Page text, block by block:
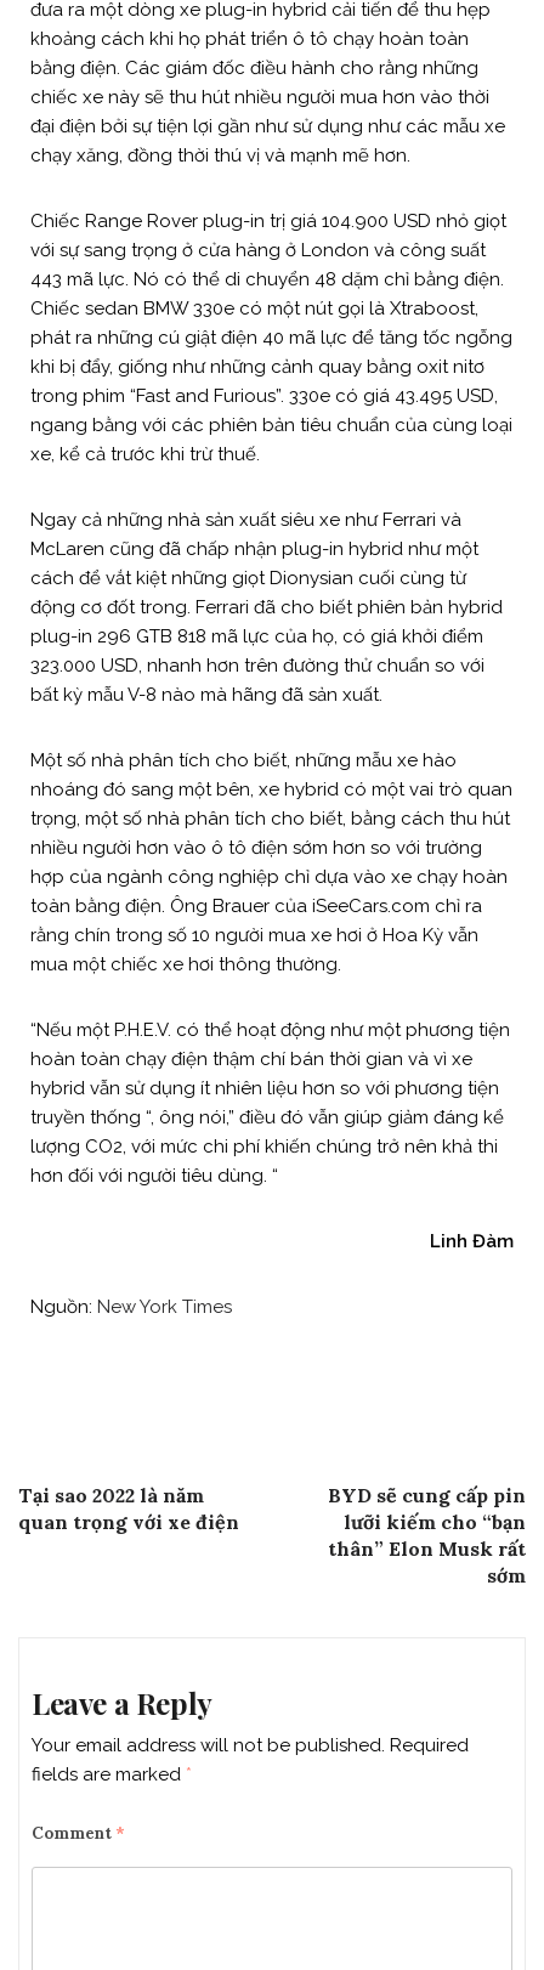
đưa ra một dòng xe plug-in hybrid cải tiến để thu hẹp
khoảng cách khi họ phát triển ô tô chạy hoàn toàn
bằng điện. Các giám đốc điều hành cho rằng những
chiếc xe này sẽ thu hút nhiều người mua hơn vào thời
đại điện bởi sự tiện lợi gần như sử dụng như các mẫu xe
chạy xăng, đồng thời thú vị và mạnh mẽ hơn.
Chiếc Range Rover plug-in trị giá 104.900 USD nhỏ giọt
với sự sang trọng ở cửa hàng ở London và công suất
443 mã lực. Nó có thể di chuyển 48 dặm chỉ bằng điện.
Chiếc sedan BMW 330e có một nút gọi là Xtraboost,
phát ra những cú giật điện 40 mã lực để tăng tốc ngỗng
khi bị đẩy, giống như những cảnh quay bằng oxit nitơ
trong phim “Fast and Furious”. 330e có giá 43.495 USD,
ngang bằng với các phiên bản tiêu chuẩn của cùng loại
xe, kể cả trước khi trừ thuế.
Ngay cả những nhà sản xuất siêu xe như Ferrari và
McLaren cũng đã chấp nhận plug-in hybrid như một
cách để vắt kiệt những giọt Dionysian cuối cùng từ
động cơ đốt trong. Ferrari đã cho biết phiên bản hybrid
plug-in 296 GTB 818 mã lực của họ, có giá khởi điểm
323.000 USD, nhanh hơn trên đường thử chuẩn so với
bất kỳ mẫu V-8 nào mà hãng đã sản xuất.
Một số nhà phân tích cho biết, những mẫu xe hào
nhoáng đó sang một bên, xe hybrid có một vai trò quan
trọng, một số nhà phân tích cho biết, bằng cách thu hút
nhiều người hơn vào ô tô điện sớm hơn so với trường
hợp của ngành công nghiệp chỉ dựa vào xe chạy hoàn
toàn bằng điện. Ông Brauer của iSeeCars.com chỉ ra
rằng chín trong số 10 người mua xe hơi ở Hoa Kỳ vẫn
mua một chiếc xe hơi thông thường.
“Nếu một P.H.E.V. có thể hoạt động như một phương tiện
hoàn toàn chạy điện thậm chí bán thời gian và vì xe
hybrid vẫn sử dụng ít nhiên liệu hơn so với phương tiện
truyền thống “, ông nói,” điều đó vẫn giúp giảm đáng kể
lượng CO2, với mức chi phí khiến chúng trở nên khả thi
hơn đối với người tiêu dùng. “
Linh Đàm
Nguồn: New York Times
Post
navigation
Tại sao 2022 là năm
quan trọng với xe điện
BYD sẽ cung cấp pin
lưỡi kiếm cho “bạn
thân” Elon Musk rất
sớm
Leave a Reply
Your email address will not be published. Required
fields are marked *
Comment *